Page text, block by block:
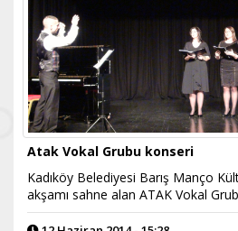
Atak Vokal Grubu konseri
Kadıköy Belediyesi Barış Manço
akşamı sahne alan ATAK Vokal